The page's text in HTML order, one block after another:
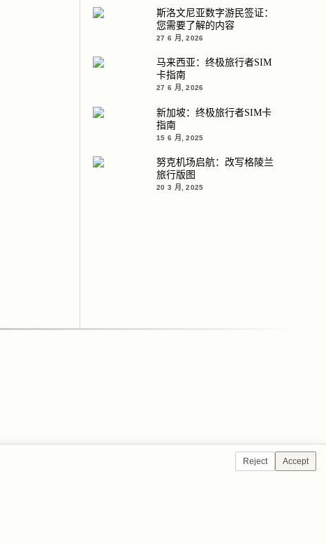
斯洛文尼亚数字游民签证：
您需要了解的内容
27 6 月, 2026
马来西亚：终极旅行者SIM
卡指南
27 6 月, 2026
新加坡：终极旅行者SIM卡
指南
15 6 月, 2025
努克机场启航：改写格陵兰
旅行版图
20 3 月, 2025
Reject Accept